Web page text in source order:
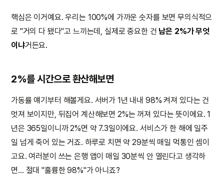
핵심은 이거예요. 우리는 100%에 가까운 숫자를 보면 무의식적으
로 "거의 다 됐다"고 느끼는데, 실제로 중요한 건 남은 2%가 무엇
이냐거든요.
2%를 시간으로 환산해보면
가동률 얘기부터 해볼게요. 서버가 1년 내내 98% 켜져 있다는 건
멋져 보이지만, 뒤집어 계산해보면 2%는 꺼져 있다는 뜻이에요. 1
년은 365일이니까 2%면 약 7.3일이에요. 서비스가 한 해에 일주
일 넘게 죽어 있는 거죠. 하루로 치면 약 29분씩 매일 먹통인 셈이
고요. 여러분이 쓰는 은행 앱이 매일 30분씩 안 열린다고 생각하
면… 절대 "훌륭한 98%"가 아니죠?